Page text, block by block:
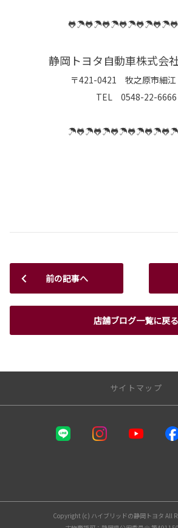
静岡トヨタ自動車株式
〒421-0421 牧之原市細江
TEL 0548-22-6666
前の記事へ
店舗ブログ一覧に戻る
サイトマップ
お支払いプラン
試乗車・展示車一覧Copyright (c) ハイブリッドの静岡トヨタ All